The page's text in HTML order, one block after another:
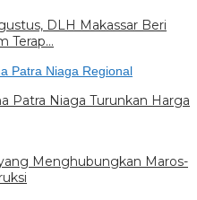
DLH Makassar Beri
Terap…
Patra Niaga Regional
Patra Niaga Turunkan Harga
Menghubungkan Maros-